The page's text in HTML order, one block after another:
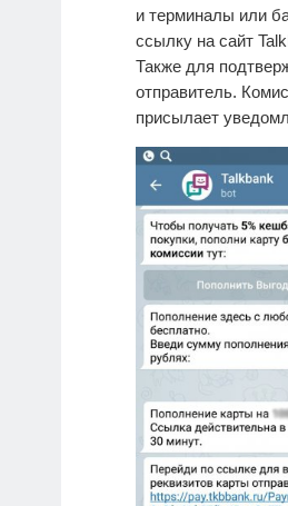
и терминалы или
ссылку на сайт
Также для
отправитель.
присылает